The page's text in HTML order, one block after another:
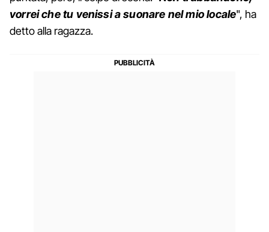
vorrei che tu venissi a suonare nel mio locale", ha
detto alla ragazza.